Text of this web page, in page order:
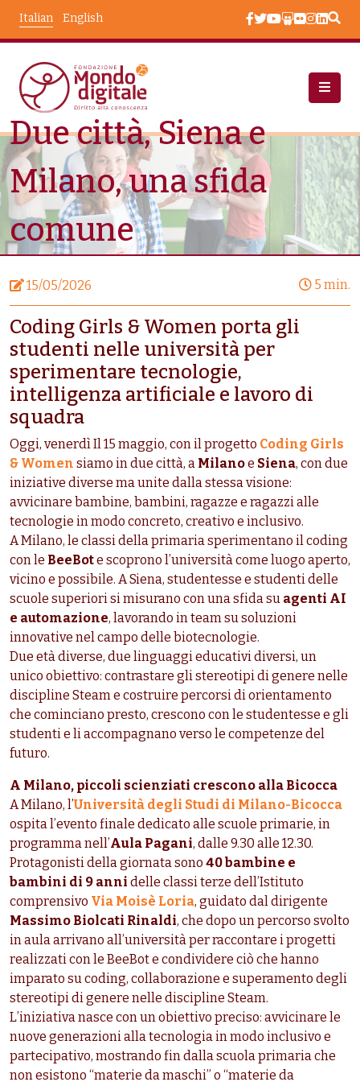
English
Italian
Notizie
Due Città, Siena E Milano, Una Sfida Comune
Due città, Siena e
Milano, una sfida
comune
15/05/2026 5 min.
Coding Girls & Women porta gli
studenti nelle università per
sperimentare tecnologie,
intelligenza artificiale e lavoro di
squadra
Oggi, venerdì Il 15 maggio, con il progetto Coding Girls
& Women siamo in due città, a Milanoe Siena, con due
iniziative diverse ma unite dalla stessa visione:
avvicinare bambine, bambini, ragazze e ragazzi alle
tecnologie in modo concreto, creativo e inclusivo.
A Milano, le classi della primaria sperimentano il coding
con le BeeBote scoprono l’università come luogo aperto,
vicino e possibile. A Siena, studentesse e studenti delle
scuole superiori si misurano con una sfida su agenti AI
e automazione, lavorando in team su soluzioni
innovative nel campo delle biotecnologie.
Due età diverse, due linguaggi educativi diversi, un
unico obiettivo: contrastare gli stereotipi di genere nelle
discipline Steam e costruire percorsi di orientamento
che cominciano presto, crescono con le studentesse e gli
studenti e li accompagnano verso le competenze del
futuro.
A Milano, piccoli scienziati crescono alla Bicocca
A Milano, l’Università degli Studi di Milano-Bicocca
ospita l’evento finale dedicato alle scuole primarie, in
programma nell’Aula Pagani, dalle 9.30 alle 12.30.
Protagonisti della giornata sono 40 bambine e
bambini di 9 anni delle classi terze dell’Istituto
comprensivo Via Moisè Loria, guidato dal dirigente
Massimo Biolcati Rinaldi, che dopo un percorso svolto
in aula arrivano all’università per raccontare i progetti
realizzati con le BeeBot e condividere ciò che hanno
imparato su coding, collaborazione e superamento degli
stereotipi di genere nelle discipline Steam.
L’iniziativa nasce con un obiettivo preciso: avvicinare le
nuove generazioni alla tecnologia in modo inclusivo e
partecipativo, mostrando fin dalla scuola primaria che
non esistono “materie da maschi” o “materie da